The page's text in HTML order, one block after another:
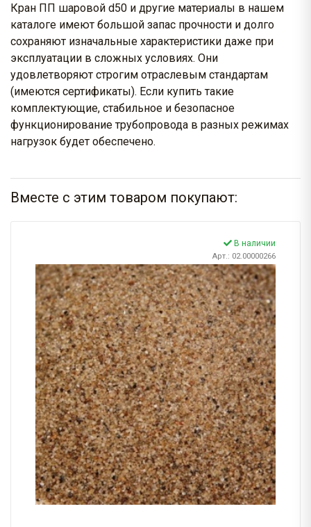
Кран ПП шаровой d50 и другие материалы в нашем
каталоге имеют большой запас прочности и долго
сохраняют изначальные характеристики даже при
эксплуатации в сложных условиях. Они
удовлетворяют строгим отраслевым стандартам
(имеются сертификаты). Если купить такие
комплектующие, стабильное и безопасное
функционирование трубопровода в разных режимах
нагрузок будет обеспечено.
Вместе с этим товаром покупают:
В наличии
Арт.: 02.00000266